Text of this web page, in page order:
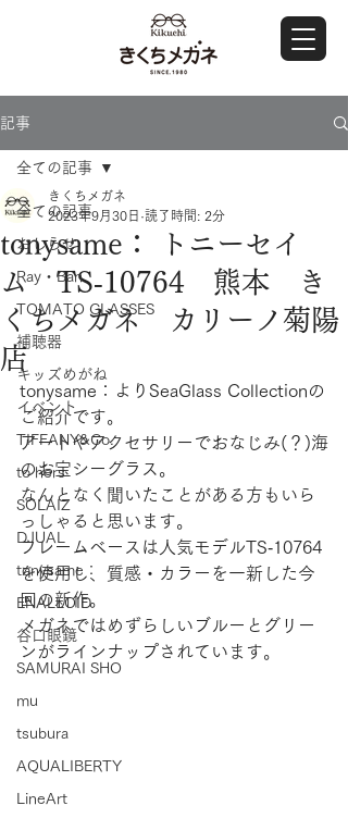
記事
全ての記事
おしらせ
Ray・Ban
TOMATO GLASSES
補聴器
キッズめがね
イベント
TIFFANY&Co.
to hers
SOLAIZ
DJUAL
tonysame：
ENALLOID
谷口眼鏡
SAMURAI SHO
mu
tsubura
AQUALIBERTY
LineArt
全ての記事
tonysame： トニーセイ
ム TS‐10764 熊本 き
くちメガネ カリーノ菊陽
店
きくちメガネ
2023年9月30日 読了時間: 2分
tonysame：よりSeaGlass Collectionの
ご紹介です。
アートやアクセサリーでおなじみ(？)海
のお宝シーグラス。
なんとなく聞いたことがある方もいら
っしゃると思います。
フレームベースは人気モデルTS‐10764
を使用し、質感・カラーを一新した今
回の新作。
メガネではめずらしいブルーとグリー
ンがラインナップされています。